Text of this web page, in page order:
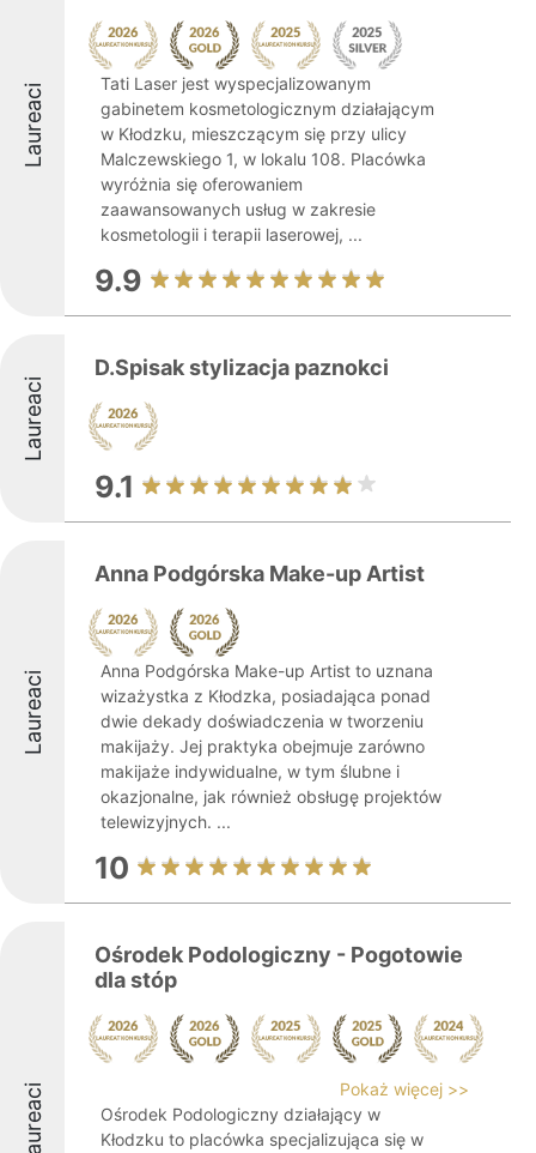
Laureaci
Tati Laser jest wyspecjalizowanym
gabinetem kosmetologicznym działającym
w Kłodzku, mieszczącym się przy ulicy
Malczewskiego 1, w lokalu 108. Placówka
wyróżnia się oferowaniem
zaawansowanych usług w zakresie
kosmetologii i terapii laserowej, ...
9.9
Laureaci
D.Spisak stylizacja paznokci
9.1
Laureaci
Anna Podgórska Make-up Artist
Anna Podgórska Make-up Artist to uznana
wizażystka z Kłodzka, posiadająca ponad
dwie dekady doświadczenia w tworzeniu
makijaży. Jej praktyka obejmuje zarówno
makijaże indywidualne, w tym ślubne i
okazjonalne, jak również obsługę projektów
telewizyjnych. ...
10
Laureaci
Ośrodek Podologiczny - Pogotowie
dla stóp
Pokaż więcej >>
Ośrodek Podologiczny działający w
Kłodzku to placówka specjalizująca się w